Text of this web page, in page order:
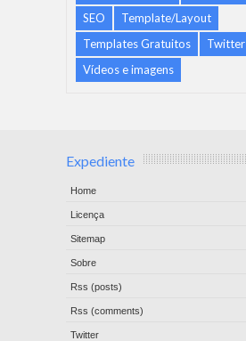
SEO
Template/Layout
Templates Gratuitos
Twitter
Vídeos e imagens
Expediente
Home
Licença
Sitemap
Sobre
Rss (posts)
Rss (comments)
Twitter